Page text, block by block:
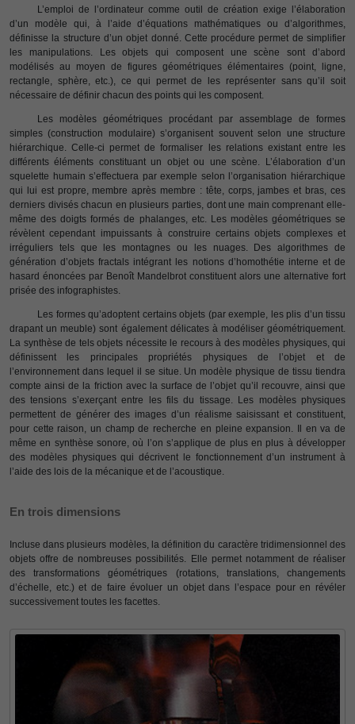
L’emploi de l’ordinateur comme outil de création exige l’élaboration
d’un modèle qui, à l’aide d’équations mathématiques ou d’algorithmes,
définisse la structure d’un objet donné. Cette procédure permet de simplifier
les manipulations. Les objets qui composent une scène sont d’abord
modélisés au moyen de figures géométriques élémentaires (point, ligne,
rectangle, sphère, etc.), ce qui permet de les représenter sans qu’il soit
nécessaire de définir chacun des points qui les composent.
Les modèles géométriques procédant par assemblage de formes
simples (construction modulaire) s’organisent souvent selon une structure
hiérarchique. Celle-ci permet de formaliser les relations existant entre les
différents éléments constituant un objet ou une scène. L’élaboration d’un
squelette humain s’effectuera par exemple selon l’organisation hiérarchique
qui lui est propre, membre après membre : tête, corps, jambes et bras, ces
derniers divisés chacun en plusieurs parties, dont une main comprenant elle-
même des doigts formés de phalanges, etc. Les modèles géométriques se
révèlent cependant impuissants à construire certains objets complexes et
irréguliers tels que les montagnes ou les nuages. Des algorithmes de
génération d’objets fractals intégrant les notions d’homothétie interne et de
hasard énoncées par Benoît Mandelbrot constituent alors une alternative fort
prisée des infographistes.
Les formes qu’adoptent certains objets (par exemple, les plis d’un tissu
drapant un meuble) sont également délicates à modéliser géométriquement.
La synthèse de tels objets nécessite le recours à des modèles physiques, qui
définissent les principales propriétés physiques de l’objet et de
l’environnement dans lequel il se situe. Un modèle physique de tissu tiendra
compte ainsi de la friction avec la surface de l’objet qu’il recouvre, ainsi que
des tensions s’exerçant entre les fils du tissage. Les modèles physiques
permettent de générer des images d’un réalisme saisissant et constituent,
pour cette raison, un champ de recherche en pleine expansion. Il en va de
même en synthèse sonore, où l’on s’applique de plus en plus à développer
des modèles physiques qui décrivent le fonctionnement d’un instrument à
l’aide des lois de la mécanique et de l’acoustique.
En trois dimensions
Incluse dans plusieurs modèles, la définition du caractère tridimensionnel des
objets offre de nombreuses possibilités. Elle permet notamment de réaliser
des transformations géométriques (rotations, translations, changements
d’échelle, etc.) et de faire évoluer un objet dans l’espace pour en révéler
successivement toutes les facettes.